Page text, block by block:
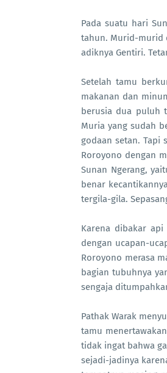
Pada suatu hari
tahun. Murid-murid
adiknya Gentiri.
Setelah tamu
makanan dan
berusia dua puluh
Muria yang sudah
godaan setan. Tapi
Roroyono dengan
Sunan Ngerang,
benar
tergila-gila.
Karena dibakar api
dengan ucapan-
Roroyono merasa
bagian tubuhnya
sengaja
Pathak Warak
tamu
tidak ingat bahwa
sejadi-jadinya